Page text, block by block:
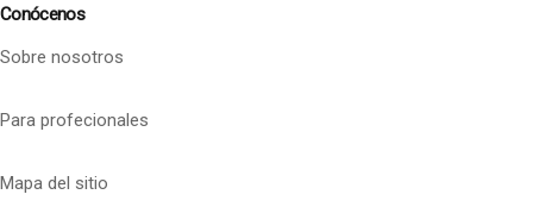
Conócenos
Sobre nosotros
Para profecionales
Mapa del sitio